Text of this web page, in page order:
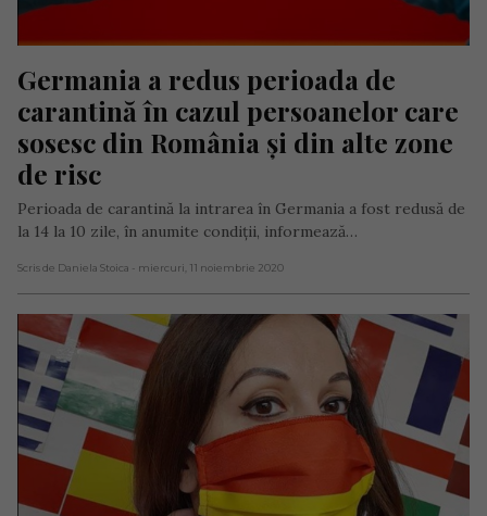
Germania a redus perioada de
carantină în cazul persoanelor care
sosesc din România și din alte zone
de risc
Perioada de carantină la intrarea în Germania a fost redusă de
la 14 la 10 zile, în anumite condiții, informează…
Scris de Daniela Stoica - miercuri, 11 noiembrie 2020